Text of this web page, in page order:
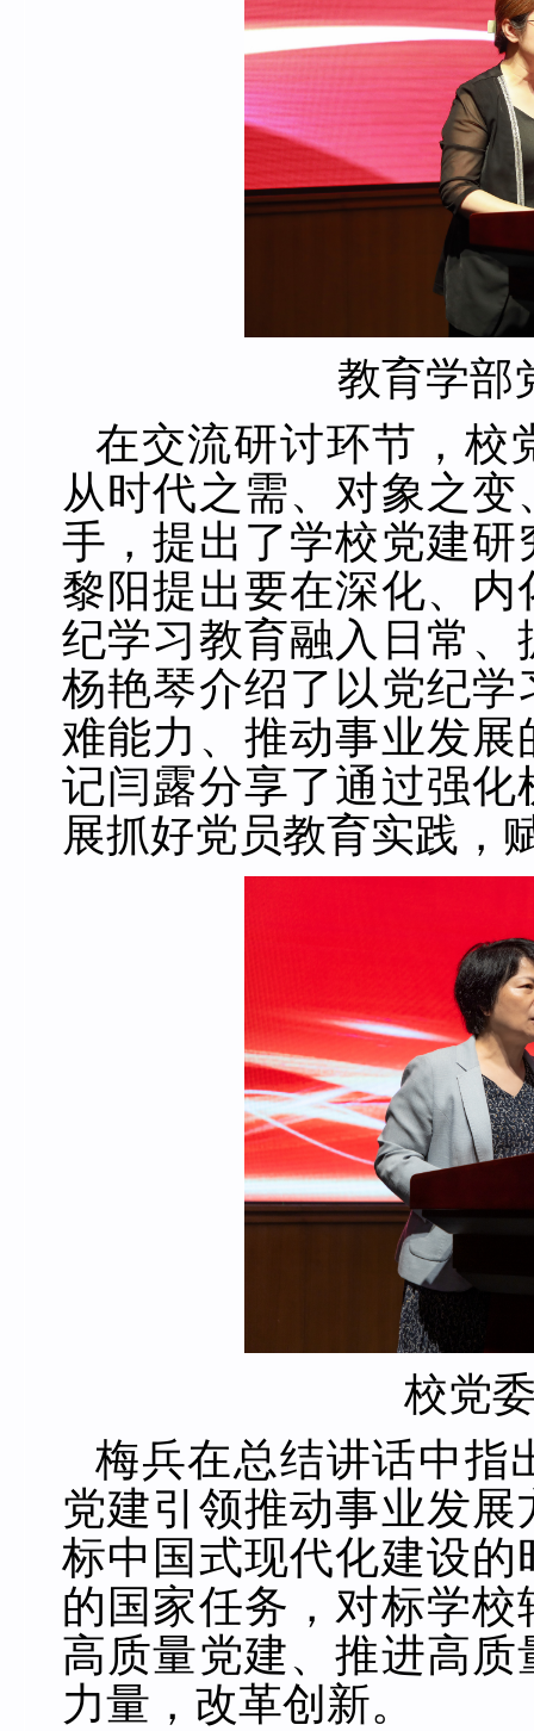
教育学部
在交流研讨环节，校
从时代之需、对象之
手，提出了学校党建
黎阳提出要在深化、
纪学习教育融入日常
杨艳琴介绍了以党纪
难能力、推动事业发
记闫露分享了通过强
展抓好党员教育实践，
校党
梅兵在总结讲话中指
党建引领推动事业发
标中国式现代化建设
的国家任务，对标学
高质量党建、推进高
力量，改革创新。